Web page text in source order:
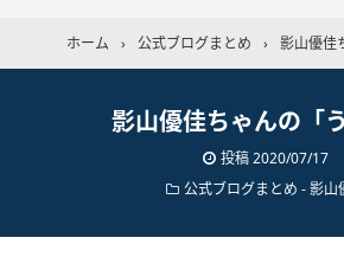
ホーム › 公式ブログまとめ › 影山優佳
影山優佳ちゃんの「
投稿2020/07/17
公式ブログまとめ -影山